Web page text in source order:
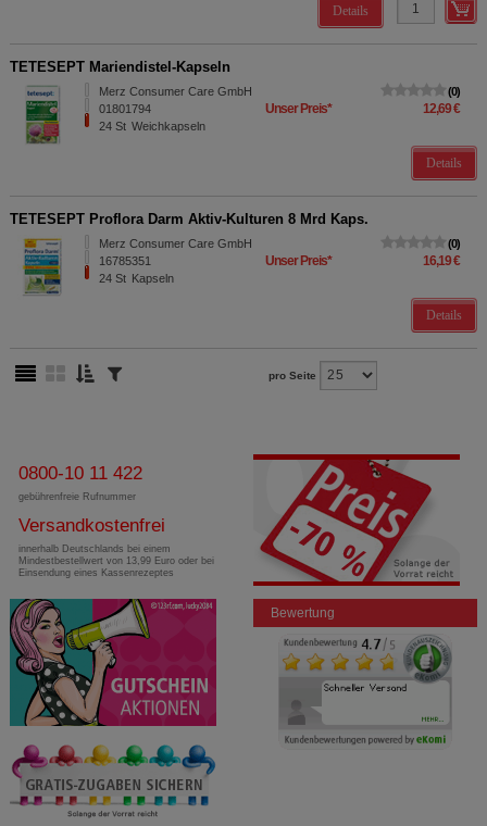
Details
TETESEPT Mariendistel-Kapseln
Merz Consumer Care GmbH
01801794
24 St Weichkapseln
0
Unser Preis* 12,69 €
Details
TETESEPT Proflora Darm Aktiv-Kulturen 8 Mrd Kaps.
Merz Consumer Care GmbH
16785351
24 St Kapseln
0
Unser Preis* 16,19 €
Details
pro Seite
0800-10 11 422
gebührenfreie Rufnummer
Versandkostenfrei
innerhalb Deutschlands bei einem
Mindestbestellwert von 13,99 Euro oder bei
Einsendung eines Kassenrezeptes
Bewertung